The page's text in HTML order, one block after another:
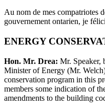
Au nom de mes compatriotes
gouvernement ontarien, je
ENERGY
Hon. Mr. Drea: Mr. Speaker,
Minister of Energy (Mr.
conservation program in this
members some indication of
amendments to the building